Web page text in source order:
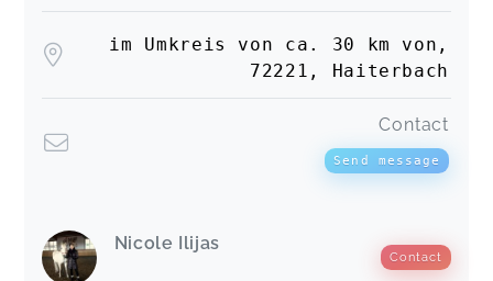
im Umkreis von ca. 30 km von,
72221, Haiterbach
Contact
Send message
Nicole Ilijas
Contact